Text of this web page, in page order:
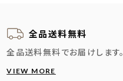
全品送料無料
全品送料無料でお届けします。
VIEW MORE